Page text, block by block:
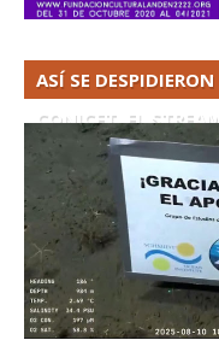
ASÍ SE
CONICET. EL